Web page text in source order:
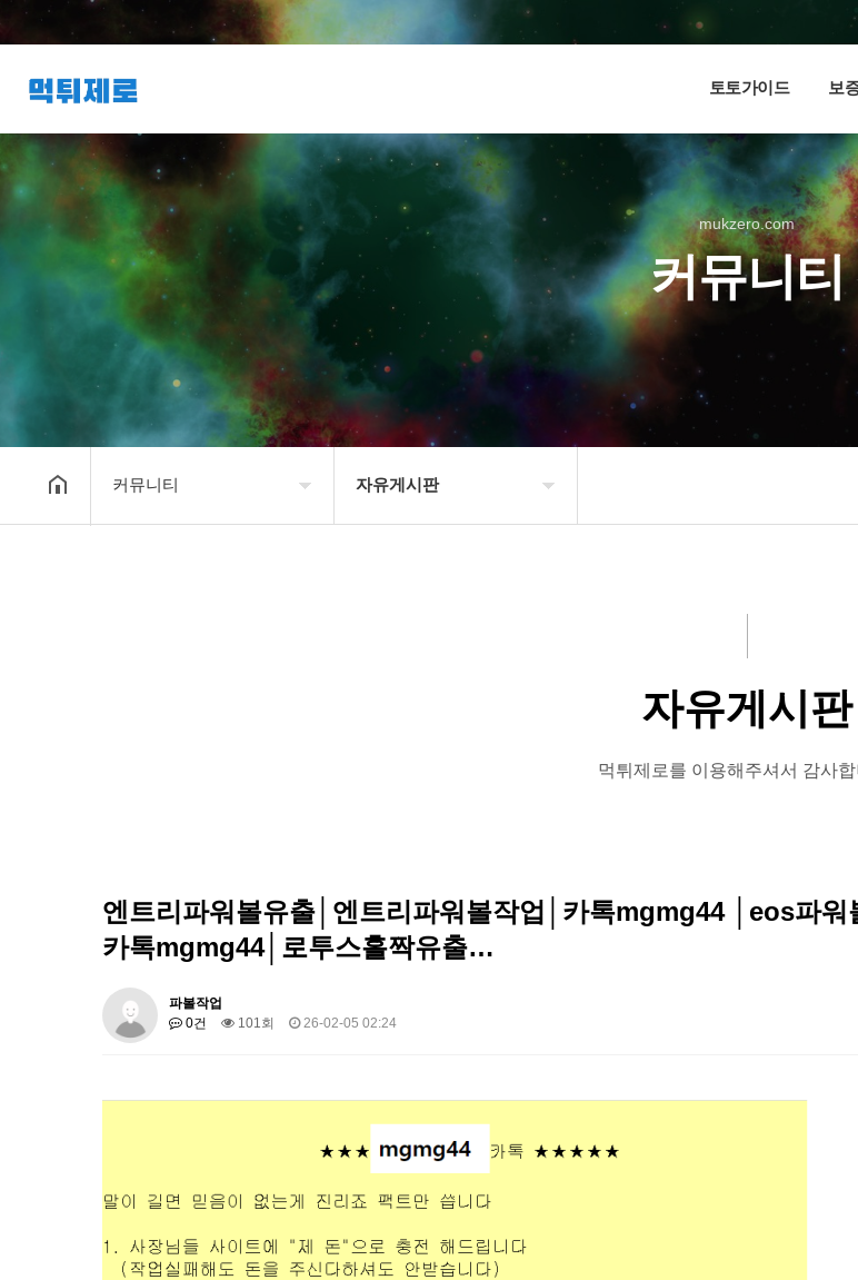
토토가이드 보
mukzero.com
커뮤니티
커뮤니티 자유게시판
자유게시판
먹튀제로를 이용해주셔서 감사
엔트리파워볼유출│엔트리파워볼작업│카톡mgmg44 │eos파워
카톡mgmg44│로투스홀짝유출…
파볼작업
0건
101회 26-02-05 02:24